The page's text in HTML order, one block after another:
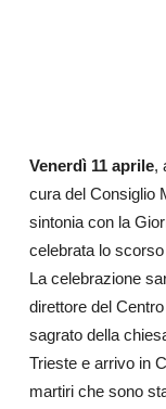
Venerdì 11 aprile,
cura del Consiglio
sintonia con la
celebrata lo scorso
La celebrazione
direttore del
sagrato della
Trieste e arrivo in
martiri che sono